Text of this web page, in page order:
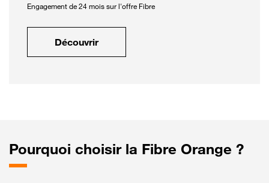
Engagement de 24 mois sur l'offre Fibre
Découvrir
Pourquoi choisir la Fibre Orange ?